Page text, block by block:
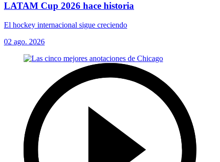
LATAM Cup 2026 hace historia
El hockey internacional sigue creciendo
02 ago. 2026